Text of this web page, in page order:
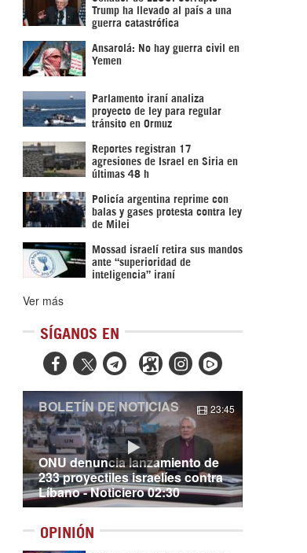
Trump ha llevado al país a una
guerra catastrófica
Ansarolá: No hay guerra civil en
Yemen
Parlamento iraní analiza
proyecto de ley para regular
tránsito en Ormuz
Reportes registran 17
agresiones de Israel en Siria en
últimas 48 h
Policía argentina reprime con
balas y gases protesta contra ley
de Milei
Mossad israelí retira sus mandos
ante “superioridad de
inteligencia” iraní
Ver más
SÍGANOS EN
  
ONU denuncia lanzamiento de
233 proyectiles israelíes contra
Líbano - Noticiero 02:30
BOLETÍN DE NOTICIAS 23:45
OPINIÓN